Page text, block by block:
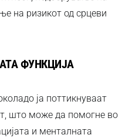
на ризикот од срцеви
ФУНКЦИЈА
ја поттикнуваат
што може да помогне во
и менталната